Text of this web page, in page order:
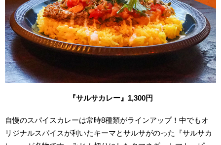
『サルサカレー』1,300円
自慢のスパイスカレーは常時8種類がラインアップ！中でもオ
リジナルスパイスが利いたキーマとサルサがのった『サルサカ